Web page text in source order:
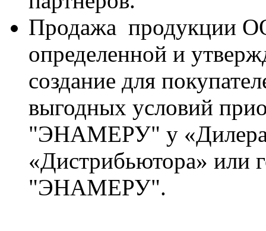
Продажа
определенной и
создание для
выгодных условий
"ЭНАМЕРУ" у
«Дистрибьютора» или
"ЭНАМЕРУ".